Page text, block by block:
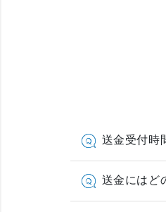
送金受付時
送金にはど